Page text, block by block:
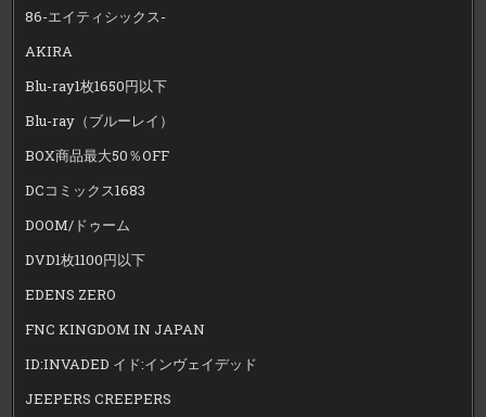
86-エイティシックス-
AKIRA
Blu-ray1枚1650円以下
Blu-ray（ブルーレイ）
BOX商品最大50％OFF
DCコミックス1683
DOOM/ドゥーム
DVD1枚1100円以下
EDENS ZERO
FNC KINGDOM IN JAPAN
ID:INVADED イド:インヴェイデッド
JEEPERS CREEPERS